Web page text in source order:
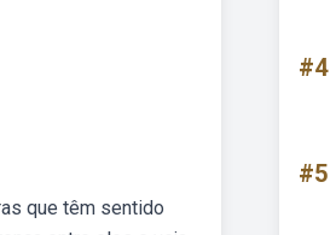
que têm sentido
#4
#5